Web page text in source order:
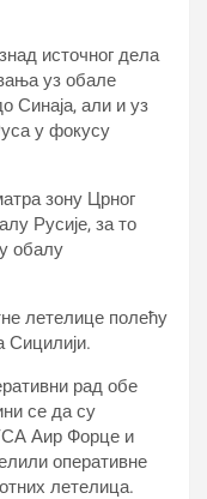
источног дела
уз обале
Синаја, али и уз
у фокусу
зону Црног
Русије, за то
обалу
летелице полећу
Сицилији.
рад обе
се да су
Аир Форце и
оперативне
летелица.